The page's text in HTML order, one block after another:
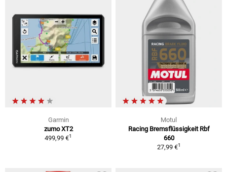
Garmin
zumo XT2
499,99 €1
Motul
Racing Bremsflüssigkeit Rbf
660
27,99 €1